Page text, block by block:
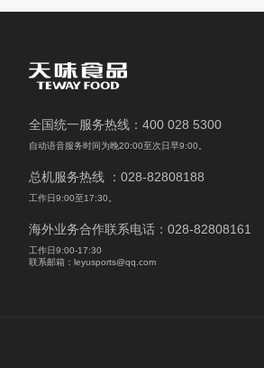
全国统一服务热线：400 028 5300
自动语音服务时间为晚20:00至次日早9:00。
总机服务热线 ：028-82808188
工作日9:00至17:30。
海外业务合作联系电话：028-82808161
工作日9:00-17:30
联系邮箱：leyusports@qq.com